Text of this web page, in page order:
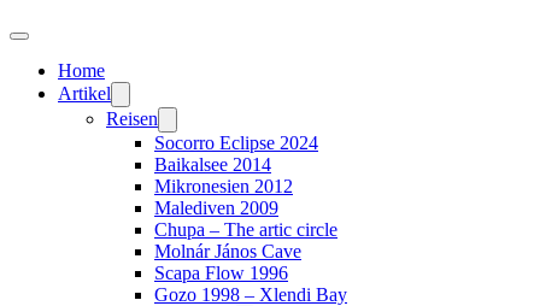
Home
Artikel
Reisen
Socorro Eclipse 2024
Baikalsee 2014
Mikronesien 2012
Malediven 2009
Chupa – The artic circle
Molnár János Cave
Scapa Flow 1996
Gozo 1998 – Xlendi Bay